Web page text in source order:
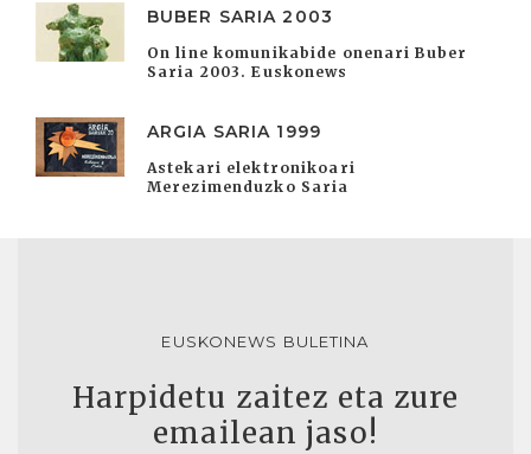
BUBER SARIA 2003
On line komunikabide onenari Buber
Saria 2003. Euskonews
ARGIA SARIA 1999
Astekari elektronikoari
Merezimenduzko Saria
EUSKONEWS BULETINA
Harpidetu zaitez eta zure
emailean jaso!